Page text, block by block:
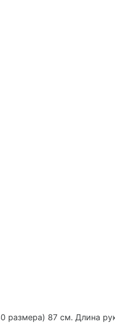
размера) 87 см. Длина